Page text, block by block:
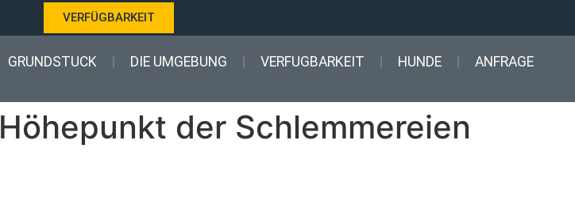
VERFÜGBARKEIT
GRUNDSTUCK DIE UMGEBUNG VERFUGBARKEIT HUNDE ANFRAGE
der Schlemmereien